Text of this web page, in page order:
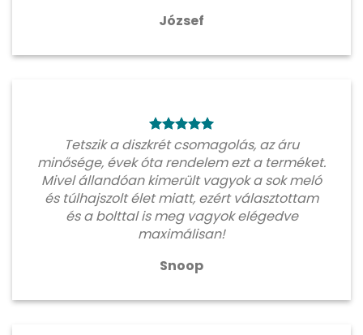
József
Tetszik a diszkrét csomagolás, az áru
minősége, évek óta rendelem ezt a terméket.
Mivel állandóan kimerült vagyok a sok meló
és túlhajszolt élet miatt, ezért választottam
és a bolttal is meg vagyok elégedve
maximálisan!
Snoop